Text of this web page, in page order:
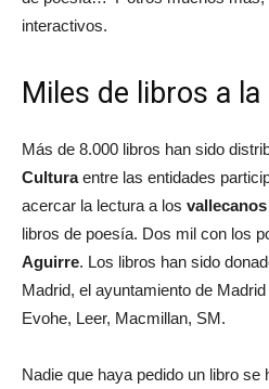
interactivos.
Miles de libros a la
Más de 8.000 libros han sido
Culturaentre las entidades
acercar la lectura a los vallecanos
libros de poesía. Dos mil con los
Aguirre. Los libros han sido
Madrid, el ayuntamiento de
Evohe, Leer, Macmillan, SM.
Nadie que haya pedido un libro se